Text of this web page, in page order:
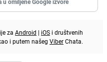
za Android | iOS i društvenih
i putem našeg ViberChata.